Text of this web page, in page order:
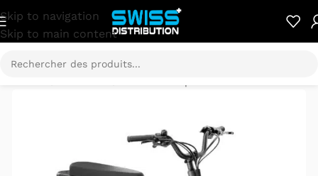
Skip to navigation
Skip to main content